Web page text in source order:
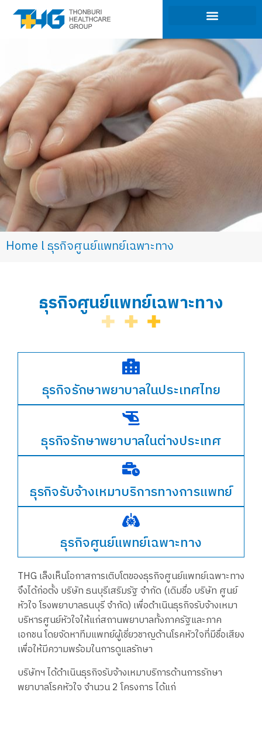
You are here:
Home ธุรกิจศูนย์แพทย์เฉพาะทาง
ธุรกิจศูนย์แพทย์เฉพาะทาง
ธุรกิจรักษาพยาบาลในประเทศไทย
ธุรกิจรักษาพยาบาลในต่างประเทศ
ธุรกิจรับจ้างเหมาบริการทางการแพทย์
ธุรกิจศูนย์แพทย์เฉพาะทาง
THG เล็งเห็นโอกาสการเติบโตของธุรกิจศูนย์แพทย์เฉพาะทาง
จึงได้ก่อตั้ง บริษัท ธนบุรีเสริมรัฐ จำกัด (เดิมชื่อ บริษัท ศูนย์
หัวใจ โรงพยาบาลธนบุรี จำกัด) เพื่อดำเนินธุรกิจรับจ้างเหมา
บริหารศูนย์หัวใจให้แก่สถานพยาบาลทั้งภาครัฐและภาค
เอกชน โดยจัดหาทีมแพทย์ผู้เชี่ยวชาญด้านโรคหัวใจที่มีชื่อเสียง
เพื่อให้มีความพร้อมในการดูแลรักษา
บริษัทฯ ได้ดำเนินธุรกิจรับจ้างเหมาบริการด้านการรักษา
พยาบาลโรคหัวใจ จำนวน 2 โครงการ ได้แก่